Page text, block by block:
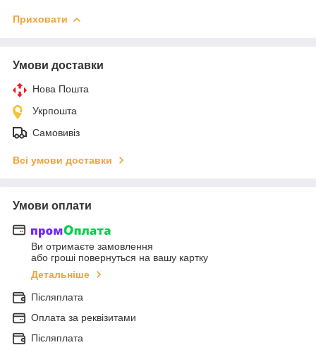
Приховати
Умови доставки
Нова Пошта
Укрпошта
Самовивіз
Всі умови доставки
Умови оплати
Ви отримаєте замовлення
або гроші повернуться на вашу картку
Детальніше
Післяплата
Оплата за реквізитами
Післяплата